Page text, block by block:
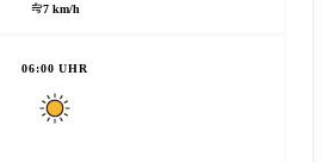
7 km/h
06:00 UHR